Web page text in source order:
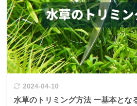
2024-04-10
水草のトリミング方法 ー基本とな